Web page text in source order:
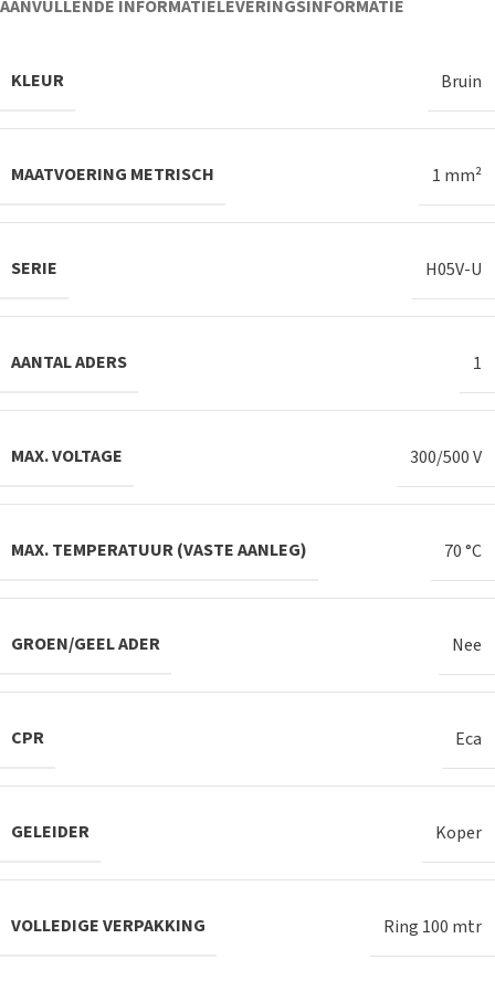
AANVULLENDE INFORMATIELEVERINGSINFORMATIE
KLEUR Bruin
MAATVOERING METRISCH 1 mm²
SERIE H05V-U
AANTAL ADERS 1
MAX. VOLTAGE 300/500 V
MAX. TEMPERATUUR (VASTE AANLEG) 70 °C
GROEN/GEEL ADER Nee
CPR Eca
GELEIDER Koper
VOLLEDIGE VERPAKKING Ring 100 mtr